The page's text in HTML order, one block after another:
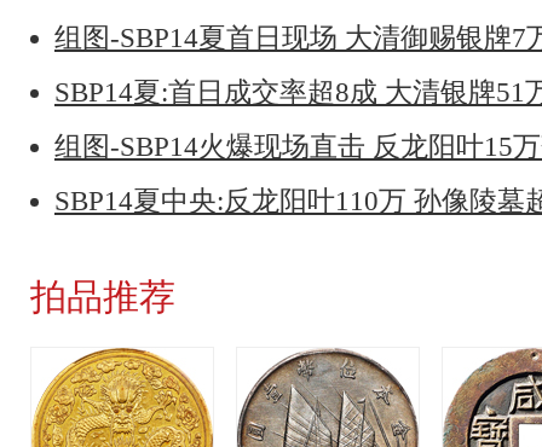
组图-SBP14夏首日现场 大清御赐银牌7
SBP14夏:首日成交率超8成 大清银牌51
组图-SBP14火爆现场直击 反龙阳叶15
SBP14夏中央:反龙阳叶110万 孙像陵墓
拍品推荐